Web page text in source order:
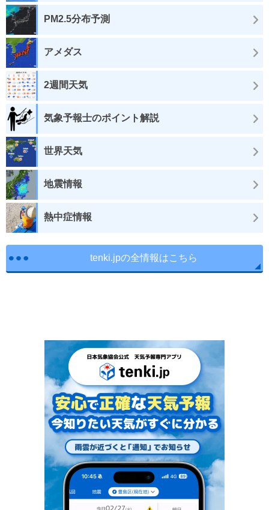
PM2.5分布予測
アメダス
2週間天気
気象予報士のポイント解説
世界天気
地震情報
熱中症情報
tenki.jpの全情報はこちら